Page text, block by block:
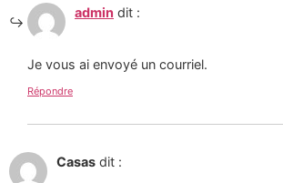
admin dit :
Je vous ai envoyé un courriel.
Répondre
Casas dit :